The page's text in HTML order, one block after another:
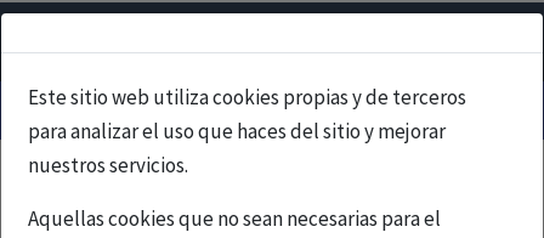
Este sitio web utiliza cookies propias y de terceros
para analizar el uso que haces del sitio y mejorar
nuestros servicios.
Aquellas cookies que no sean necesarias para el